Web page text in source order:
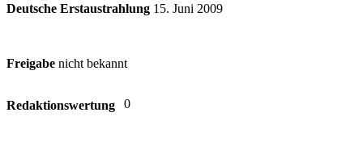
Deutsche Erstaustrahlung 15. Juni 2009
Freigabe nicht bekannt
Redaktionswertung 0